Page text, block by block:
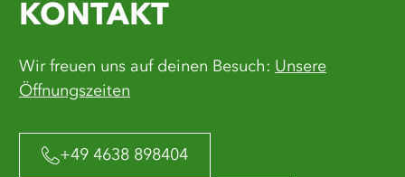
KONTAKT
Wir freuen uns auf deinen Besuch: Unsere
Öffnungszeiten
+49 4638 898404